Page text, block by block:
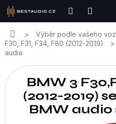
Přejít
obsah
DomůVýběr podle vašeho
F30, F31, F34, F80 (2012-2019)
audia
BMW 3
(2012-2019)
BMW